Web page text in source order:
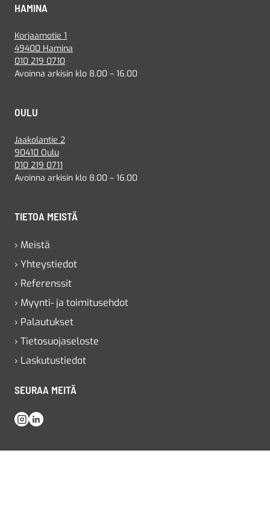
HAMINA
Korjaamotie 1
49400 Hamina
010 219 0710
Avoinna arkisin klo 8.00 – 16.00
OULU
Jaakolantie 2
90410 Oulu
010 219 0711
Avoinna arkisin klo 8.00 – 16.00
TIETOA MEISTÄ
› Meistä
› Yhteystiedot
› Referenssit
› Myynti- ja toimitusehdot
› Palautukset
› Tietosuojaseloste
› Laskutustiedot
SEURAA MEITÄ
Instagram
LinkedIn